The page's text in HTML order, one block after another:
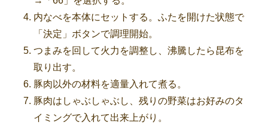
内なべを本体にセットする。ふたを開けた状態で
「決定」ボタンで調理開始。
つまみを回して火力を調整し、沸騰したら昆布を
取り出す。
豚肉以外の材料を適量入れて煮る。
豚肉はしゃぶしゃぶし、残りの野菜はお好みのタ
イミングで入れて出来上がり。